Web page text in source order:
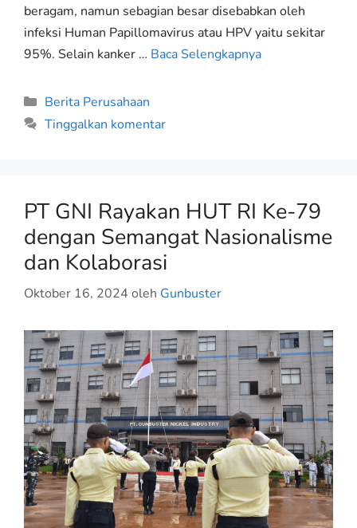
beragam, namun sebagian besar disebabkan oleh
infeksi Human Papillomavirus atau HPV yaitu sekitar
95%. Selain kanker … Baca Selengkapnya
Berita Perusahaan
Tinggalkan komentar
PT GNI Rayakan HUT RI Ke-79
dengan Semangat Nasionalisme
dan Kolaborasi
Oktober 16, 2024 oleh Gunbuster